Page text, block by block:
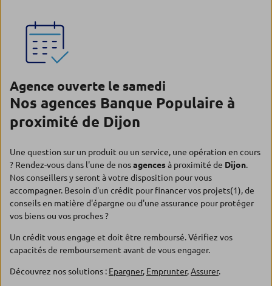
Agence ouverte le samedi
Nos agences Banque Populaire à
proximité de Dijon
Une question sur un produit ou un service, une opération en cours
? Rendez-vous dans l'une de nosagencesà proximité de Dijon.
Nos conseillers y seront à votre disposition pour vous
accompagner. Besoin d'un crédit pour financer vos projets(1), de
conseils en matière d'épargne ou d'une assurance pour protéger
vos biens ou vos proches ?
Un crédit vous engage et doit être remboursé. Vérifiez vos
capacités de remboursement avant de vous engager.
Découvrez nos solutions : Epargner, Emprunter,Assurer.